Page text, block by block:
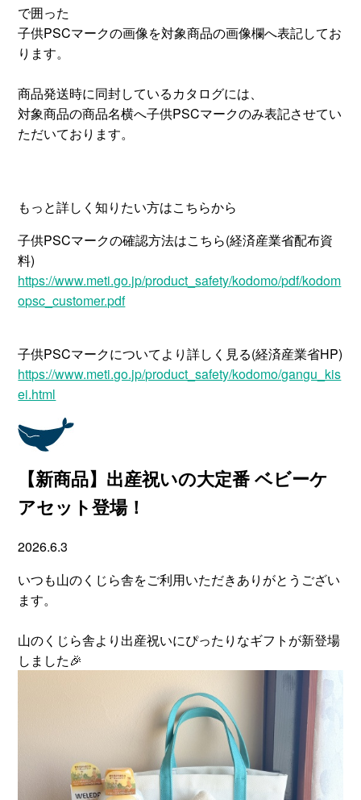
で囲った
子供PSCマークの画像を対象商品の画像欄へ表記してお
ります。
商品発送時に同封しているカタログには、
対象商品の商品名横へ子供PSCマークのみ表記させてい
ただいております。
もっと詳しく知りたい方はこちらから
子供PSCマークの確認方法はこちら(経済産業省配布資
料)
https://www.meti.go.jp/product_safety/kodomo/pdf/kodom
opsc_customer.pdf
子供PSCマークについてより詳しく見る(経済産業省HP)
https://www.meti.go.jp/product_safety/kodomo/gangu_kis
ei.html
【新商品】出産祝いの大定番 ベビーケ
アセット登場！
2026.6.3
いつも山のくじら舎をご利用いただきありがとうござい
ます。
山のくじら舎より出産祝いにぴったりなギフトが新登場
しました🎉